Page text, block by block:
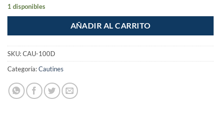
1 disponibles
AÑADIR AL CARRITO
SKU:CAU-100D
Categoría:Cautines